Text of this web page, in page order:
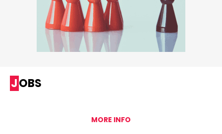
JOBS
MORE INFO